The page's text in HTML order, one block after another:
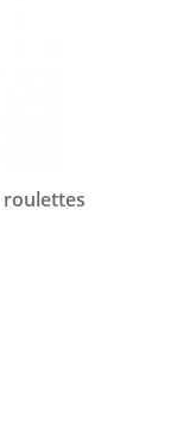
roulettes